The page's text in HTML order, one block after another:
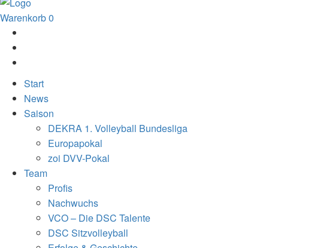
Warenkorb0
Start
News
Saison
DEKRA 1. Volleyball Bundesliga
Europapokal
zoi DVV-Pokal
Team
Profis
Nachwuchs
VCO – Die DSC Talente
DSC Sitzvolleyball